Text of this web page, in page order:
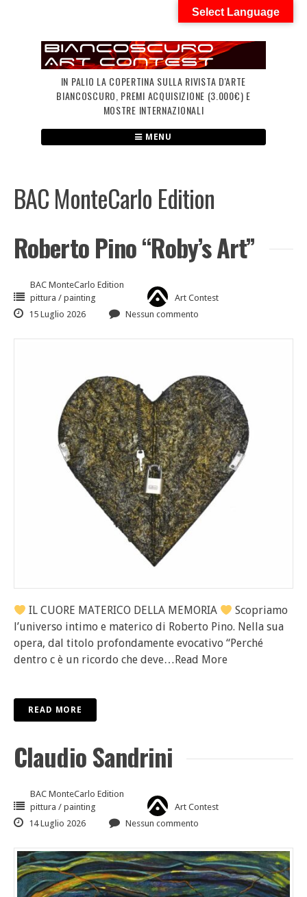
IN PALIO LA COPERTINA SULLA RIVISTA D'ARTE
BIANCOSCURO, PREMI ACQUISIZIONE (3.000€) E
MOSTRE INTERNAZIONALI
MENU
BAC MonteCarlo Edition
Roberto Pino “Roby’s Art”
BAC MonteCarlo Edition
pittura / painting
Art Contest
15 Luglio 2026
Nessun commento
IL CUORE MATERICO DELLA MEMORIA
Scopriamo
l’universo intimo e materico di Roberto Pino. Nella sua
opera, dal titolo profondamente evocativo “Perché
dentro c è un ricordo che deve…Read More
READ MORE
Claudio Sandrini
BAC MonteCarlo Edition
pittura / painting
Art Contest
14 Luglio 2026
Nessun commento
Select Language